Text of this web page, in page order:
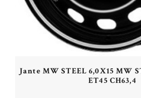
Jante MW STEEL 6,0X15 MW
ET45 CH63,4